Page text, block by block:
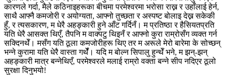
कारणले गर्दा, मैले कठिनाइहरूका बीचमा परमेश्‍वरमा भरोसा राख्न र उहाँलाई हेर्न,
साथै आफ्नै कमजोरी र अयोग्यता, आफ्नो तुच्छता र अस्पष्ट बोलाइ देख्न सकेकी
हुँ, र त्यसकारण, म धेरै अहङ्कारी हुने आँट गर्दिनँ। म प्रतिष्ठा र हैसियतप्रति
यति धेरै आसक्त थिएँ, तैपनि म वाक्पटु थिइनँ र आफ्नो कुरा राम्रोसँग व्यक्त गर्न
सक्दिनथेँ। मसँग यति ठूला कमजोरीहरू थिए तर म अरूले मेरो बारेमा के सोच्छन्
भन्‍ने कुरामा यति धेरै वास्ता गर्थेँ। यदि म बोल्न सिपालु हुन्थेँ भने, म झन्-झन्
अहङ्कारी मात्र बन्नेथिएँ, परमेश्‍वरले मलाई राम्रो वक्ता बन्ने सीप नदिएर ठूलो
सुरक्षा दिनुभयो!